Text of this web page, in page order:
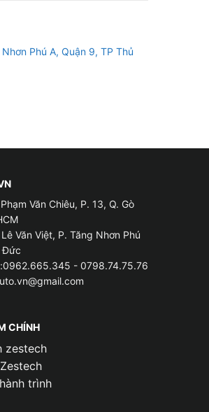
kết giữa tấm vải và lớp
dịch vụ như Grab,
Phú A, Quận 9, TP Thủ
Văn Chiêu, P. 13, Q. Gò
Văn Việt, P. Tăng Nhơn Phú
Đức
- 0798.74.75.76
CHÍNH
zestech
trình